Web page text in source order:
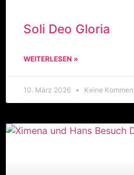
Soli Deo Gloria
WEITERLESEN »
10. März 2026 Keine